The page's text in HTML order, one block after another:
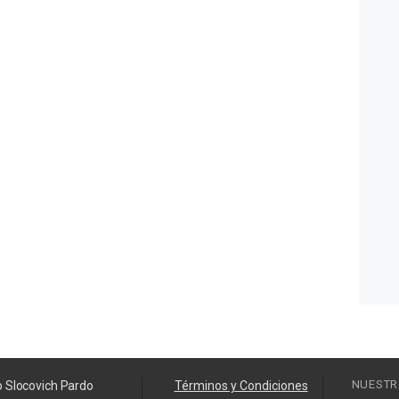
Slocovich Pardo Términos y Condiciones